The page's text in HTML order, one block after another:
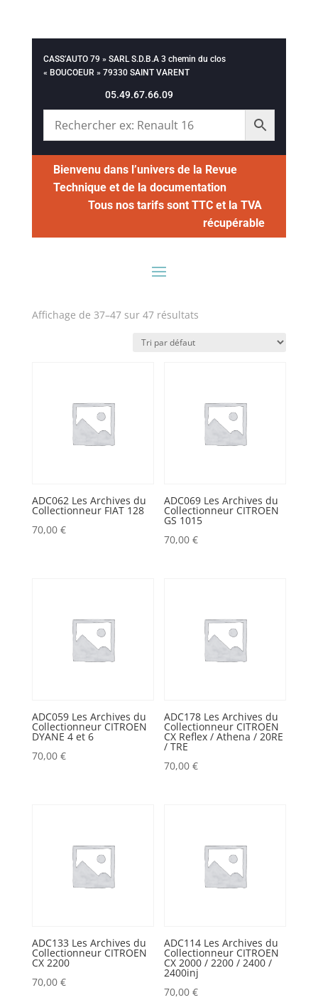
CASS’AUTO 79 » SARL S.D.B.A 3 chemin du clos
« BOUCOEUR » 79330 SAINT VARENT
05.49.67.66.09
Bienvenu dans l’univers de la Revue
Technique et de la documentation
Tous nos tarifs sont TTC et la TVA
récupérable
Affichage de 37–47 sur 47 résultats
ADC062 Les Archives du
Collectionneur FIAT 128
70,00 €
ADC069 Les Archives du
Collectionneur CITROEN
GS 1015
70,00€
ADC059 Les Archives du
Collectionneur CITROEN
DYANE 4 et 6
70,00 €
ADC178 Les Archives du
Collectionneur CITROEN
CX Reflex / Athena / 20RE
/ TRE
70,00€
ADC133 Les Archives du
Collectionneur CITROEN
CX 2200
70,00 €
ADC114 Les Archives du
Collectionneur CITROEN
CX 2000 / 2200 / 2400 /
2400inj
70,00€